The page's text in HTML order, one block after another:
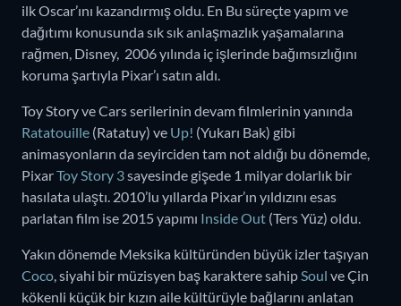
ilk Oscar’ını kazandırmış oldu. En Bu süreçte yapım ve
dağıtımı konusunda sık sık anlaşmazlık yaşamalarına
rağmen, Disney, 2006 yılında iç işlerinde bağımsızlığını
koruma şartıyla Pixar’ı satın aldı.
Toy Story ve Cars serilerinin devam filmlerinin yanında
Ratatouille (Ratatuy) ve Up! (Yukarı Bak) gibi
animasyonların da seyirciden tam not aldığı bu dönemde,
PixarToy Story 3sayesinde gişede 1 milyar dolarlık bir
hasılata ulaştı. 2010’lu yıllarda Pixar’ın yıldızını esas
parlatan film ise 2015 yapımı Inside Out (Ters Yüz) oldu.
Yakın dönemde Meksika kültüründen büyük izler taşıyan
Coco , siyahi bir müzisyen baş karaktere sahip Soul ve Çin
kökenli küçük bir kızın aile kültürüyle bağlarını anlatan